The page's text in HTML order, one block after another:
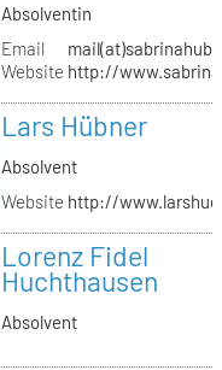
Absolventin
Email
Website http://
Lars Hübner
Absolvent
Website http://
Lorenz Fidel
Huchthausen
Absolvent